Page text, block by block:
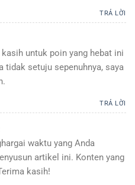
TRẢ LỜI
untuk poin yang hebat ini
tidak setuju sepenuhnya, saya
TRẢ LỜI
waktu yang Anda
artikel ini. Konten yang
kasih!